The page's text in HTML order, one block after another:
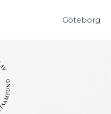
Göteborg